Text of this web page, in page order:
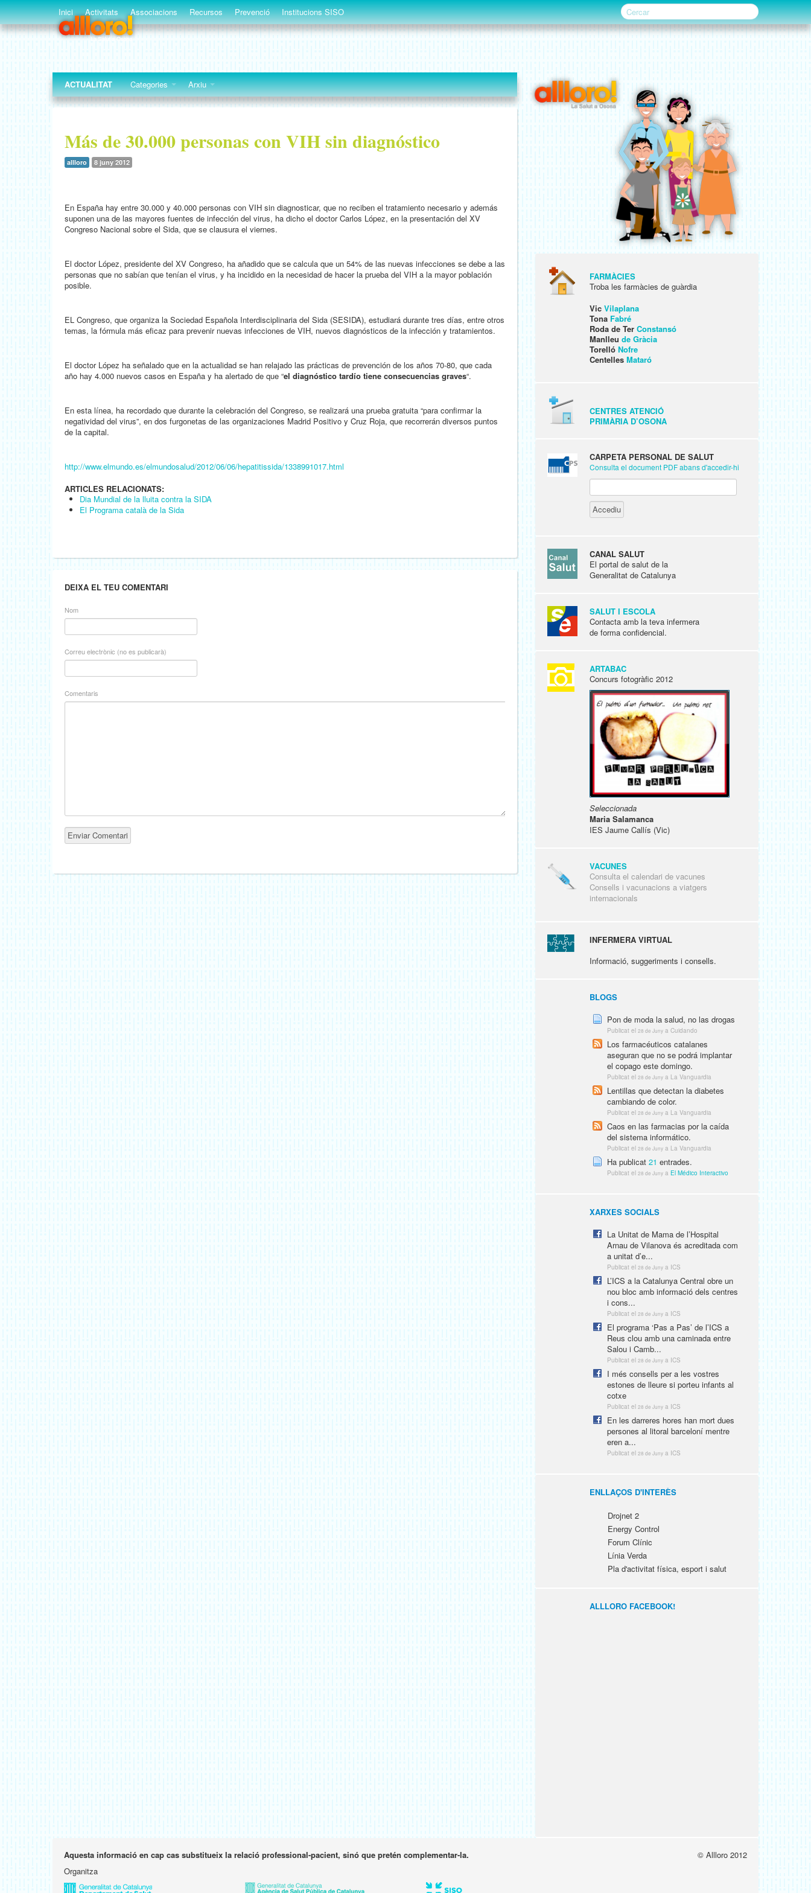
Inici Activitats Associacions Recursos Prevenció Institucions SISO
ACTUALITAT Categories Arxiu
Más de 30.000 personas con VIH sin diagnóstico
allloro 8 juny 2012
En España hay entre 30.000 y 40.000 personas con VIH sin diagnosticar, que no reciben el tratamiento necesario y además
suponen una de las mayores fuentes de infección del virus, ha dicho el doctor Carlos López, en la presentación del XV
Congreso Nacional sobre el Sida, que se clausura el viernes.
El doctor López, presidente del XV Congreso, ha añadido que se calcula que un 54% de las nuevas infecciones se debe a las
personas que no sabían que tenían el virus, y ha incidido en la necesidad de hacer la prueba del VIH a la mayor población
posible.
EL Congreso, que organiza la Sociedad Española Interdisciplinaria del Sida (SESIDA), estudiará durante tres días, entre otros
temas, la fórmula más eficaz para prevenir nuevas infecciones de VIH, nuevos diagnósticos de la infección y tratamientos.
El doctor López ha señalado que en la actualidad se han relajado las prácticas de prevención de los años 70-80, que cada
año hay 4.000 nuevos casos en España y ha alertado de que “el diagnóstico tardío tiene consecuencias graves“.
En esta línea, ha recordado que durante la celebración del Congreso, se realizará una prueba gratuita “para confirmar la
negatividad del virus”, en dos furgonetas de las organizaciones Madrid Positivo y Cruz Roja, que recorrerán diversos puntos
de la capital.
http://www.elmundo.es/elmundosalud/2012/06/06/hepatitissida/1338991017.html
ARTICLES RELACIONATS:
Dia Mundial de la lluita contra la SIDA
El Programa català de la Sida
DEIXA EL TEU COMENTARI
Nom
Correu electrònic (no es publicarà)
Comentaris
FARMÀCIES
Troba les farmàcies de guàrdia
Vic Vilaplana
Tona Fabré
Roda de Ter Constansó
Manlleu de Gràcia
Torelló Nofre
Centelles Mataró
CENTRES ATENCIÓ
PRIMÀRIA D’OSONA
CARPETA PERSONAL DE SALUT
Consulta el document PDF abans d'accedir-hi
CANAL SALUT
El portal de salut de la
Generalitat de Catalunya
SALUT I ESCOLA
Contacta amb la teva infermera
de forma confidencial.
ARTABAC
Concurs fotogràfic 2012
Seleccionada
Maria Salamanca
IES Jaume Callís (Vic)
VACUNES
Consulta el calendari de vacunes
Consells i vacunacions a viatgers
internacionals
INFERMERA VIRTUAL
Informació, suggeriments i consells.
BLOGS
Pon de moda la salud, no las drogas
Publicat el 28 de Juny a Cuidando
Los farmacéuticos catalanes
aseguran que no se podrá implantar
el copago este domingo.
Publicat el 28 de Juny a La Vanguardia
Lentillas que detectan la diabetes
cambiando de color.
Publicat el 28 de Juny a La Vanguardia
Caos en las farmacias por la caída
del sistema informático.
Publicat el 28 de Juny a La Vanguardia
Ha publicat 21 entrades.
Publicat el 28 de Juny a El Médico Interactivo
XARXES SOCIALS
La Unitat de Mama de l’Hospital
Arnau de Vilanova és acreditada com
a unitat d’e...
Publicat el 28 de Juny a ICS
L’ICS a la Catalunya Central obre un
nou bloc amb informació dels centres
i cons...
Publicat el 28 de Juny a ICS
El programa ‘Pas a Pas’ de l’ICS a
Reus clou amb una caminada entre
Salou i Camb...
Publicat el 28 de Juny a ICS
I més consells per a les vostres
estones de lleure si porteu infants al
cotxe
Publicat el 28 de Juny a ICS
En les darreres hores han mort dues
persones al litoral barceloní mentre
eren a...
Publicat el 28 de Juny a ICS
ENLLAÇOS D'INTERÈS
Drojnet 2
Energy Control
Forum Clínic
Línia Verda
Pla d'activitat física, esport i salut
ALLLORO FACEBOOK!
Aquesta informació en cap cas substitueix la relació professional-pacient, sinó que pretén complementar-la.
© Allloro 2012
Organitza